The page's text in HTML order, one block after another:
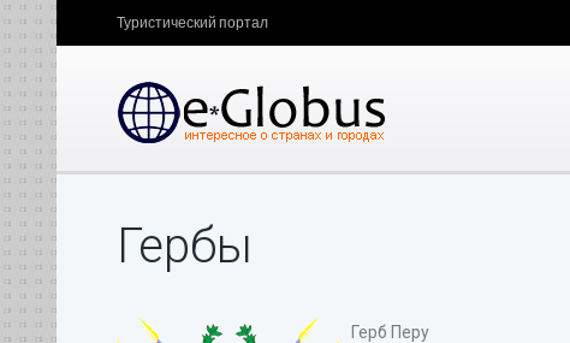
Туристический портал
Гербы
Герб Перу